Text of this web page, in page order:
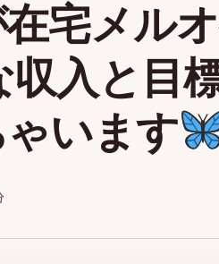
宅メル
収入と目
います